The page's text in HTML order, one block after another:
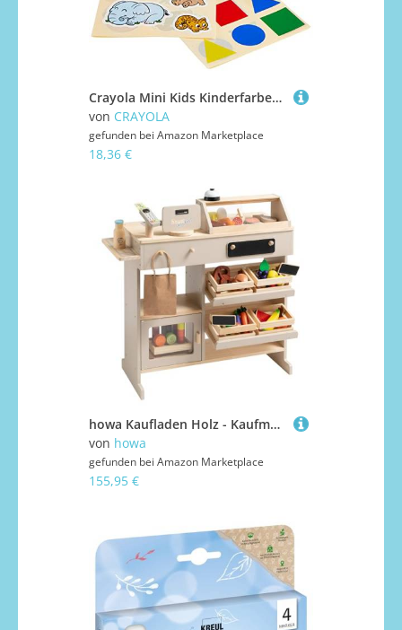
Crayola Mini Kids Kinderfarbenset mit Aufkleber Kinder, Malstifte Set für Kleinkinder in 8 verschiedenen Farbtönen, Ungiftige Filzstifte und Wachsmalkreide, Malstifte Kleinkinder ab 1 Jahr, Bunt
von CRAYOLA
gefunden bei Amazon Marketplace
18,36 €
howa Kaufladen Holz - Kaufmannsladen mit 40-teiligem Kaufladen Zubehör, Spielkasse mit Spielzeugkartenleser, Tafel für Kreide, Vitrine, Natur - beige 47559
von howa
gefunden bei Amazon Marketplace
155,95 €